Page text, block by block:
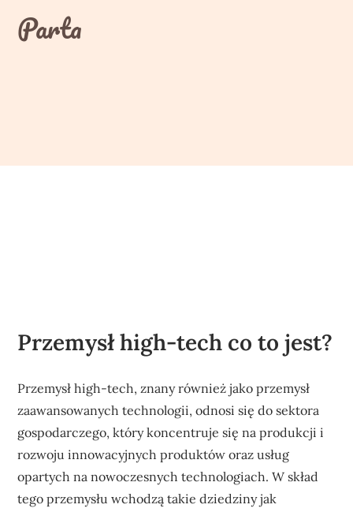
contentParta
Przemysł high-tech co to jest?
Przemysł high-tech, znany również jako przemysł
zaawansowanych technologii, odnosi się do sektora
gospodarczego, który koncentruje się na produkcji i
rozwoju innowacyjnych produktów oraz usług
opartych na nowoczesnych technologiach. W skład
tego przemysłu wchodzą takie dziedziny jak